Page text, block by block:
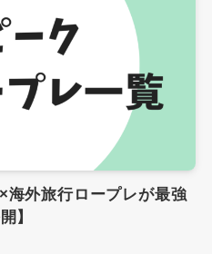
海外旅行ロープレが最強
】